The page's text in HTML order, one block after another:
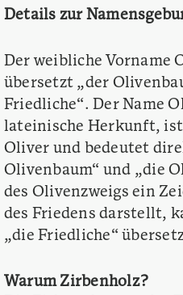
Details zur
Der weibliche Vorname
übersetzt „der
Friedliche“. Der Name
lateinische Herkunft,
Oliver und bedeutet
Olivenbaum“ und „die
des Olivenzweigs ein
des Friedens darstellt,
„die Friedliche“
Warum Zirbenholz?